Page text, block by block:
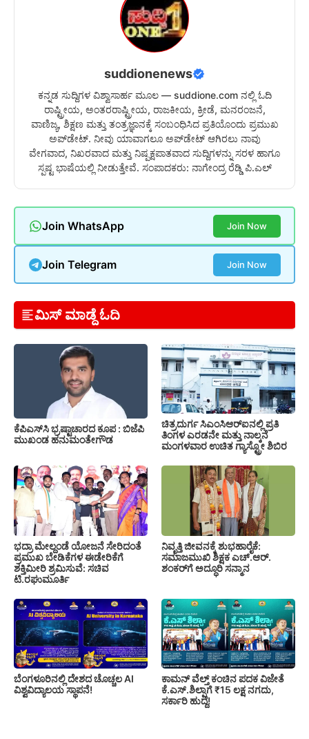
suddionenews
ಕನ್ನಡ ಸುದ್ದಿಗಳ ವಿಶ್ವಾಸಾರ್ಹ ಮೂಲ — suddione.com ನಲ್ಲಿ ಓದಿ
ರಾಷ್ಟ್ರೀಯ, ಅಂತರರಾಷ್ಟ್ರೀಯ, ರಾಜಕೀಯ, ಕ್ರೀಡೆ, ಮನರಂಜನೆ,
ವಾಣಿಜ್ಯ, ಶಿಕ್ಷಣ ಮತ್ತು ತಂತ್ರಜ್ಞಾನಕ್ಕೆ ಸಂಬಂಧಿಸಿದ ಪ್ರತಿಯೊಂದು ಪ್ರಮುಖ
ಅಪ್‌ಡೇಟ್. ನೀವು ಯಾವಾಗಲೂ ಅಪ್‌ಡೇಟ್ ಆಗಿರಲು ನಾವು
ವೇಗವಾದ, ನಿಖರವಾದ ಮತ್ತು ನಿಷ್ಪಕ್ಷಪಾತವಾದ ಸುದ್ದಿಗಳನ್ನು ಸರಳ ಹಾಗೂ
ಸ್ಪಷ್ಟ ಭಾಷೆಯಲ್ಲಿ ನೀಡುತ್ತೇವೆ. ಸಂಪಾದಕರು: ನಾಗೇಂದ್ರ ರೆಡ್ಡಿ ಪಿ.ಎಲ್
Join WhatsApp Join Now
Join Telegram Join Now
ಮಿಸ್ ಮಾಡ್ದೆ ಓದಿ
ಕೆಪಿಎಸ್‍ಸಿ ಭ್ರಷ್ಟಾಚಾರದ ಕೂಪ : ಬಿಜೆಪಿ
ಮುಖಂಡ ಹನುಮಂತೇಗೌಡ
ಚಿತ್ರದುರ್ಗ ಸಿಎಂಸಿಆರ್‍ಐನಲ್ಲಿ ಪ್ರತಿ
ತಿಂಗಳ ಎರಡನೇ ಮತ್ತು ನಾಲ್ಕನೆ
ಮಂಗಳವಾರ ಉಚಿತ ಗ್ಯಾಸ್ಟ್ರೋ ಶಿಬಿರ
ಭದ್ರಾ ಮೇಲ್ದಂಡೆ ಯೋಜನೆ ಸೇರಿದಂತೆ
ಪ್ರಮುಖ ಬೇಡಿಕೆಗಳ ಈಡೇರಿಕೆಗೆ
ಶಕ್ತಿಮೀರಿ ಶ್ರಮಿಸುವೆ: ಸಚಿವ
ಟಿ.ರಘುಮೂರ್ತಿ
ನಿವೃತ್ತಿ ಜೀವನಕ್ಕೆ ಶುಭಹಾರೈಕೆ:
ಸಮಾಜಮುಖಿ ಶಿಕ್ಷಕ ಎಚ್.ಆರ್.
ಶಂಕರ್‌ಗೆ ಅದ್ಧೂರಿ ಸನ್ಮಾನ
ಬೆಂಗಳೂರಿನಲ್ಲಿ ದೇಶದ ಚೊಚ್ಚಲ AI
ವಿಶ್ವವಿದ್ಯಾಲಯ ಸ್ಥಾಪನೆ!
ಕಾಮನ್ ವೆಲ್ತ್ ಕಂಚಿನ ಪದಕ ವಿಜೇತೆ
ಕೆ.ಎಸ್.ಶಿಲ್ಪಾಗೆ ₹15 ಲಕ್ಷ ನಗದು,
ಸರ್ಕಾರಿ ಹುದ್ದೆ!